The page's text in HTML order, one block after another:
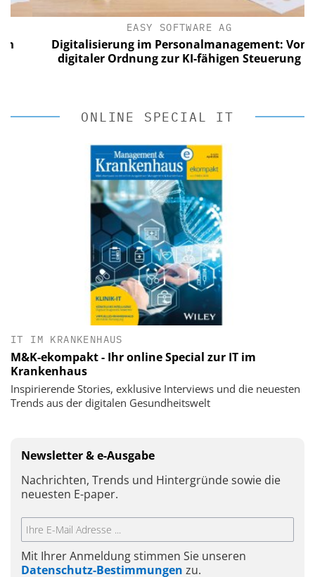
EASY SOFTWARE AG
Digitalisierung im Personalmanagement: Von
digitaler Ordnung zur KI-fähigen Steuerung
ONLINE SPECIAL IT
IT IM KRANKENHAUS
M&K-ekompakt - Ihr online Special zur IT im
Krankenhaus
Inspirierende Stories, exklusive Interviews und die neuesten
Trends aus der digitalen Gesundheitswelt
Newsletter & e-Ausgabe
Nachrichten, Trends und Hintergründe sowie die
neuesten E-paper.
Mit Ihrer Anmeldung stimmen Sie unseren
Datenschutz-Bestimmungen zu.